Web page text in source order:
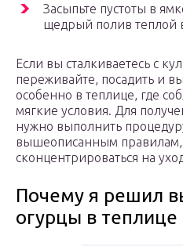
Засыпьте пустоты в
щедрый полив теплой
Если вы сталкиваетесь с
переживайте, посадить и
особенно в теплице, где
мягкие условия. Для
нужно выполнить
вышеописанным правилам,
сконцентрироваться на
Почему я решил
огурцы в теплице